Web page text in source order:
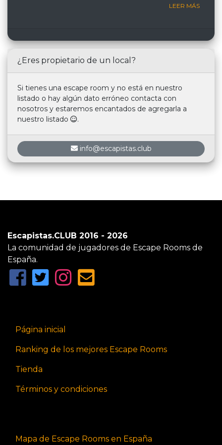
LEER MÁS
¿Eres propietario de un local?
Si tienes una escape room y no está en nuestro
listado o hay algún dato erróneo contacta con
nosotros y estaremos encantados de agregarla a
nuestro listado
.
info@escapistas.club
Escapistas.CLUB 2016 - 2026
La comunidad de jugadores de Escape Rooms de
España.
Página inicial
Ranking de los mejores Escape Rooms
Tienda
Términos y condiciones
Mapa de Escape Rooms en España